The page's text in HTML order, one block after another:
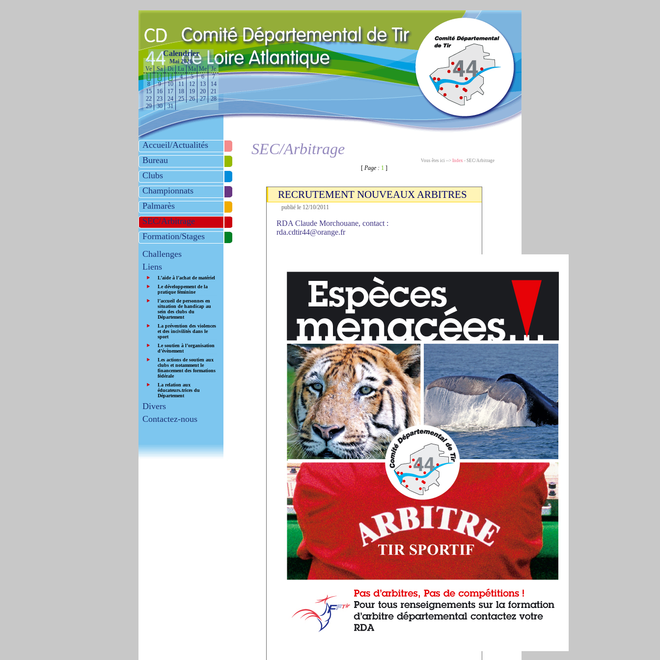
Calendrier
<< Mai 2026
>>
Ve
Sa Di Lu Ma Me
Je
1
2 3 4 5 6
7
8
9 10 11 12 13
14
15
16 17 18 19 20
21
22
23 24 25 26 27
28
29
30 31
Accueil/Actualités
Bureau
Clubs
Championnats
Palmarès
SEC/Arbitrage
Formation/Stages
Challenges
Liens
L’aide à l’achat de matériel
Le développement de la
pratique féminine
l’accueil de personnes en
situation de handicap au
sein des clubs du
Département
La prévention des violences
et des incivilités dans le
sport
Le soutien à l’organisation
d’évènement
Les actions de soutien aux
clubs et notamment le
financement des formations
fédérale
La relation aux
éducateurs.trices du
Département
Divers
Contactez-nous
SEC/Arbitrage
Vous êtes ici --> Index - SEC/Arbitrage
[ Page : 1 ]
RECRUTEMENT NOUVEAUX ARBITRES
publié le 12/10/2011
RDA Claude Morchouane, contact :
rda.cdtir44@orange.fr